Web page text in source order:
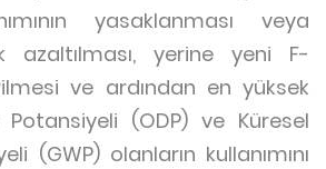
yasaklanması veya
azaltılması, yerine yeni F-
ve ardından en yüksek
(ODP) ve Küresel
(GWP) olanların kullanımını